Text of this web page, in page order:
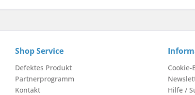
Shop Service
Defektes Produkt
Partnerprogramm
Kontakt
Hilfe /